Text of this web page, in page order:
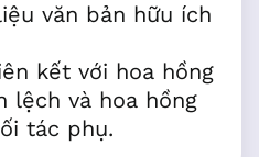
văn bản hữu ích
kết với hoa hồng
lệch và hoa hồng
tác phụ.